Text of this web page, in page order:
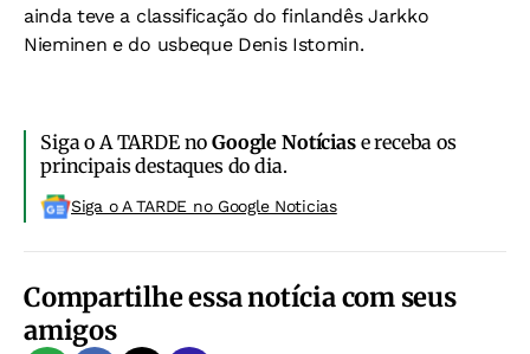
ainda teve a classificação do finlandês Jarkko
Nieminen e do usbeque Denis Istomin.
Siga o A TARDE noGoogle Notíciase receba os
principais destaques do dia.
Siga o A TARDE no Google Noticias
Compartilhe essa notícia com seus
amigos